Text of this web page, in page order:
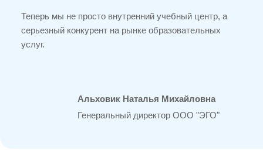
Теперь мы не просто внутренний учебный центр, а
серьезный конкурент на рынке образовательных
услуг.
Альховик Наталья Михайловна
Генеральный директор ООО "ЭГО"